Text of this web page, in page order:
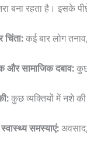
बना रहता है। इसके
चिंता:कई बार लोग
और सामाजिक दबाव:
कुछ व्यक्तियों में नशे
समस्याएं: